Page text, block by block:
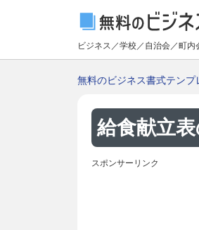
ビジネス／学校／自治会／町
無料のビジネス書式テンプ
給食献立
スポンサーリンク